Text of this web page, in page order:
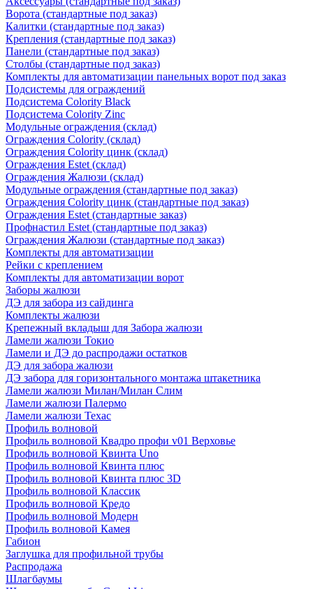
Ворота (стандартные под заказ)
Калитки (стандартные под заказ)
Крепления (стандартные под заказ)
Панели (стандартные под заказ)
Столбы (стандартные под заказ)
Комплекты для автоматизации панельных ворот под заказ
Подсистемы для ограждений
Подсистема Colority Black
Подсистема Colority Zinc
Модульные ограждения (склад)
Ограждения Colority (склад)
Ограждения Colority цинк (склад)
Ограждения Estet (склад)
Ограждения Жалюзи (склад)
Модульные ограждения (стандартные под заказ)
Ограждения Colority цинк (стандартные под заказ)
Ограждения Estet (стандартные заказ)
Профнастил Estet (стандартные под заказ)
Ограждения Жалюзи (стандартные под заказ)
Комплекты для автоматизации
Рейки с креплением
Комплекты для автоматизации ворот
Заборы жалюзи
ДЭ для забора из сайдинга
Комплекты жалюзи
Крепежный вкладыш для Забора жалюзи
Ламели жалюзи Токио
Ламели и ДЭ до распродажи остатков
ДЭ для забора жалюзи
ДЭ забора для горизонтального монтажа штакетника
Ламели жалюзи Милан/Милан Слим
Ламели жалюзи Палермо
Ламели жалюзи Техас
Профиль волновой
Профиль волновой Квадро профи v01 Верховье
Профиль волновой Квинта Uno
Профиль волновой Квинта плюс
Профиль волновой Квинта плюс 3D
Профиль волновой Классик
Профиль волновой Кредо
Профиль волновой Модерн
Профиль волновой Камея
Габион
Заглушка для профильной трубы
Распродажа
Шлагбаумы